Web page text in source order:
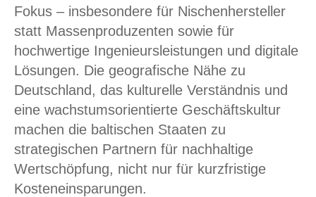
Fokus – insbesondere für Nischenhersteller
statt Massenproduzenten sowie für
hochwertige Ingenieursleistungen und digitale
Lösungen. Die geografische Nähe zu
Deutschland, das kulturelle Verständnis und
eine wachstumsorientierte Geschäftskultur
machen die baltischen Staaten zu
strategischen Partnern für nachhaltige
Wertschöpfung, nicht nur für kurzfristige
Kosteneinsparungen.